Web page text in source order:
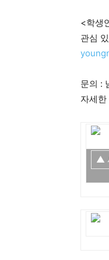
<학생
관심
문의 :
자세한
▲